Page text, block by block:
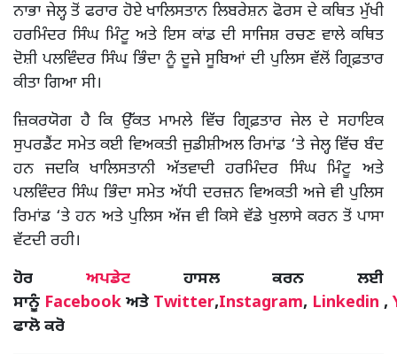
ਨਾਭਾ ਜੇਲ੍ਹ ਤੋਂ ਫਰਾਰ ਹੋਏ ਖਾਲਿਸਤਾਨ ਲਿਬਰੇਸ਼ਨ ਫੋਰਸ ਦੇ ਕਥਿਤ ਮੁੱਖੀ
ਹਰਮਿੰਦਰ ਸਿੰਘ ਮਿੰਟੂ ਅਤੇ ਇਸ ਕਾਂਡ ਦੀ ਸਾਜਿਸ਼ ਰਚਣ ਵਾਲੇ ਕਥਿਤ
ਦੋਸ਼ੀ ਪਲਵਿੰਦਰ ਸਿੰਘ ਭਿੰਦਾ ਨੂੰ ਦੂਜੇ ਸੂਬਿਆਂ ਦੀ ਪੁਲਿਸ ਵੱਲੋਂ ਗ੍ਰਿਫ਼ਤਾਰ
ਕੀਤਾ ਗਿਆ ਸੀ।
ਜ਼ਿਕਰਯੋਗ ਹੈ ਕਿ ਉੱਕਤ ਮਾਮਲੇ ਵਿੱਚ ਗ੍ਰਿਫ਼ਤਾਰ ਜੇਲ ਦੇ ਸਹਾਇਕ
ਸੁਪਰਡੈਂਟ ਸਮੇਤ ਕਈ ਵਿਅਕਤੀ ਜੁਡੀਸ਼ੀਅਲ ਰਿਮਾਂਡ ‘ਤੇ ਜੇਲ੍ਹ ਵਿੱਚ ਬੰਦ
ਹਨ ਜਦਕਿ ਖਾਲਿਸਤਾਨੀ ਅੱਤਵਾਦੀ ਹਰਮਿੰਦਰ ਸਿੰਘ ਮਿੰਟੂ ਅਤੇ
ਪਲਵਿੰਦਰ ਸਿੰਘ ਭਿੰਦਾ ਸਮੇਤ ਅੱਧੀ ਦਰਜ਼ਨ ਵਿਅਕਤੀ ਅਜੇ ਵੀ ਪੁਲਿਸ
ਰਿਮਾਂਡ ‘ਤੇ ਹਨ ਅਤੇ ਪੁਲਿਸ ਅੱਜ ਵੀ ਕਿਸੇ ਵੱਡੇ ਖੁਲਾਸੇ ਕਰਨ ਤੋਂ ਪਾਸਾ
ਵੱਟਦੀ ਰਹੀ।
ਹੋਰ ਅਪਡੇਟਹਾਸਲ ਕਰਨ ਲਈ
ਸਾਨੂੰ Facebook ਅਤੇ Twitter,Instagram, Linkedin ,
ਫਾਲੋ ਕਰੋ